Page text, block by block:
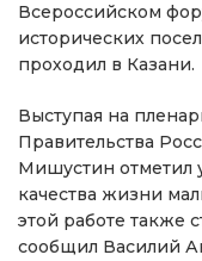
Всероссийском
исторических
проходил в Казани.
Выступая на
Правительства
Мишустин отметил
качества жизни
этой работе также
сообщил Василий